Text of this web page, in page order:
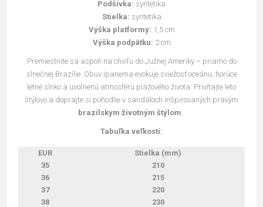
Podšívka: syntetika
Stielka: syntetika
Výška platformy: 1,5 cm
Výška podpätku: 2 cm
Premiestnite sa aspoň na chvíľu do Južnej Ameriky – priamo do
slnečnej Brazílie. Obuv Ipanema evokuje sviežosť oceánu, horúce
letné slnko a uvoľnenú atmosféru plážového života. Privítajte leto
štýlovo a doprajte si pohodlie v sandáloch inšpirovaných pravým
brazílskym životným štýlom
Tabuľka veľkostí:
EUR
Stielka (mm)
35
210
36
215
37
220
38
230